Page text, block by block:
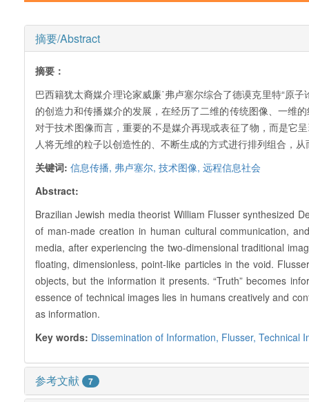
摘要/Abstract
摘要：
巴西籍犹太裔媒介理论家威廉˙弗卢塞尔综合了德谟克里特“原
的创造力和传播媒介的发展，在经历了二维的传统图像、一维
对于技术图像而言，重要的不是媒介再现或表征了物，而是它
人将无维的粒子以创造性的、不断生成的方式进行排列组合，
关键词: 信息传播, 弗卢塞尔, 技术图像, 远程信息社会
Abstract:
Brazilian Jewish media theorist William Flusser synthesized
of man-made creation in human cultural communication,
media, after experiencing the two-dimensional traditional
floating, dimensionless, point-like particles in the void.
objects, but the information it presents. “Truth” becomes
essence of technical images lies in humans creatively and
as information.
Key words: Dissemination of Information, Flusser, Technical
参考文献 7